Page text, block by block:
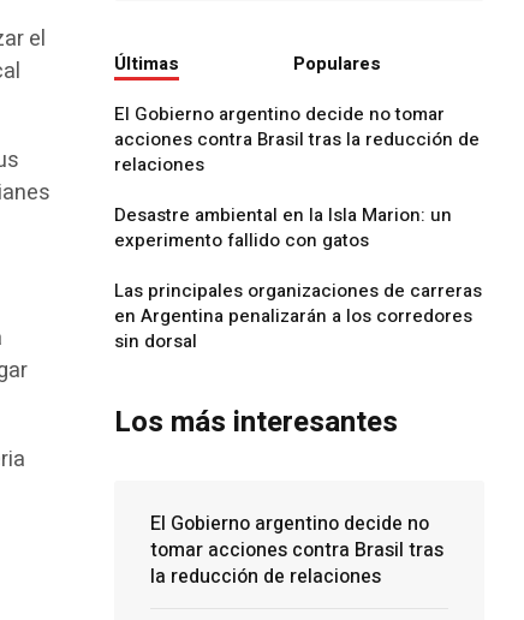
el
Últimas
Populares
El Gobierno argentino decide no tomar
acciones contra Brasil tras la reducción de
relaciones
Desastre ambiental en la Isla Marion: un
experimento fallido con gatos
Las principales organizaciones de carreras
en Argentina penalizarán a los corredores
sin dorsal
Los más interesantes
El Gobierno argentino decide no
tomar acciones contra Brasil tras
la reducción de relaciones